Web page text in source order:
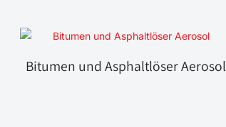
Bitumen und Asphaltlöser Aerosol